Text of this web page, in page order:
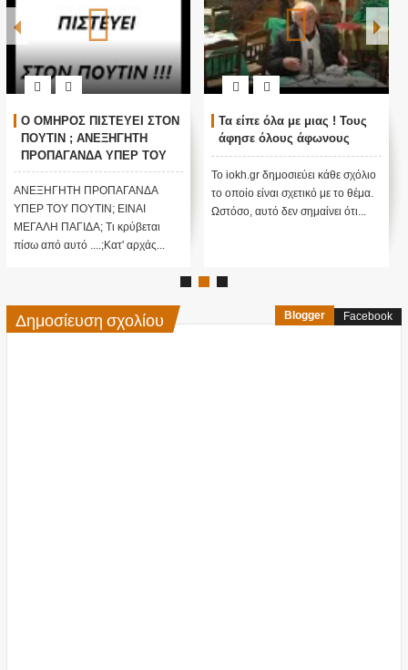
Ο ΟΜΗΡΟΣ ΠΙΣΤΕΥΕΙ ΣΤΟΝ
ΠΟΥΤΙΝ ; ΑΝΕΞΗΓΗΤΗ
ΠΡΟΠΑΓΑΝΔΑ ΥΠΕΡ ΤΟΥ
ΠΟΥΤΙΝ;
ΑΝΕΞΗΓΗΤΗ ΠΡΟΠΑΓΑΝΔΑ
ΥΠΕΡ ΤΟΥ ΠΟΥΤΙΝ; ΕΙΝΑΙ
ΜΕΓΑΛΗ ΠΑΓΙΔΑ; Τι κρύβεται
πίσω από αυτό ....;Κατ' αρχάς...
Τα είπε όλα με μιας ! Τους
άφησε όλους άφωνους
Το iokh.gr δημοσιεύει κάθε σχόλιο
το οποίο είναι σχετικό με το θέμα.
Ωστόσο, αυτό δεν σημαίνει ότι...
Δημοσίευση σχολίου Blogger Facebook